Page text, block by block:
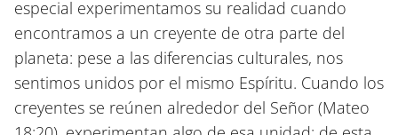
especial experimentamos su realidad cuando
encontramos a un creyente de otra parte del
planeta: pese a las diferencias culturales, nos
sentimos unidos por el mismo Espíritu. Cuando los
creyentes se reúnen alrededor del Señor (Mateo